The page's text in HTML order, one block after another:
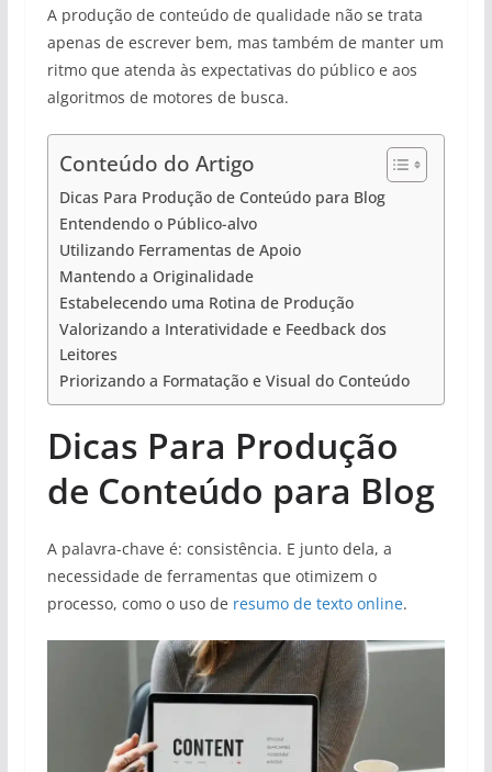
A produção de conteúdo de qualidade não se trata
apenas de escrever bem, mas também de manter um
ritmo que atenda às expectativas do público e aos
algoritmos de motores de busca.
Conteúdo do Artigo
Dicas Para Produção de Conteúdo para Blog
Entendendo o Público-alvo
Utilizando Ferramentas de Apoio
Mantendo a Originalidade
Estabelecendo uma Rotina de Produção
Valorizando a Interatividade e Feedback dos
Leitores
Priorizando a Formatação e Visual do Conteúdo
Dicas Para Produção
de Conteúdo para Blog
A palavra-chave é: consistência. E junto dela, a
necessidade de ferramentas que otimizem o
processo, como o uso de resumo de texto online.